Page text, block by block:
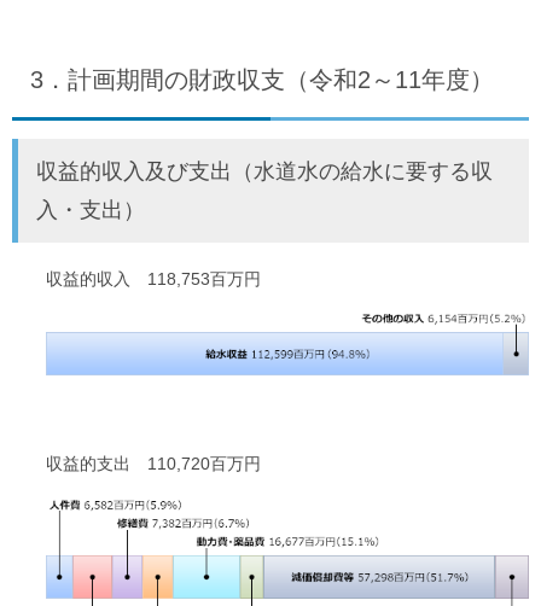
3．計画期間の財政収支（令和2～11年度）
収益的収入及び支出（水道水の給水に要する収
入・支出）
収益的収入 118,753百万円
収益的支出 110,720百万円